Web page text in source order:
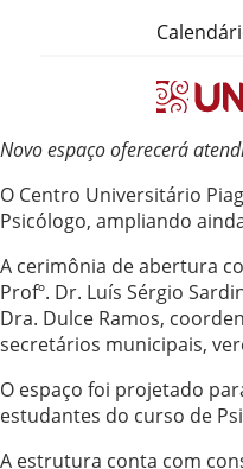
Novo espaço oferecerá
O Centro Universitário
Psicólogo, ampliando
A cerimônia de abertura
Profº. Dr. Luís Sérgio
Dra. Dulce Ramos,
secretários municipais,
O espaço foi projetado
estudantes do curso de
A estrutura conta com